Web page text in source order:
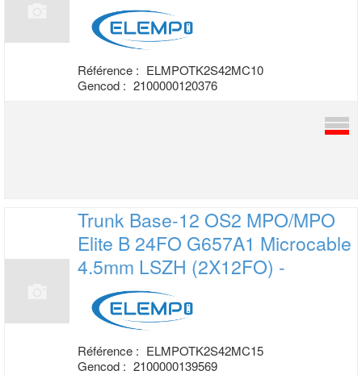
Référence : ELMPOTK2S42MC10
Gencod : 2100000120376
Trunk Base-12 OS2 MPO/MPO
Elite B 24FO G657A1 Microcable
4.5mm LSZH (2X12FO) -
Référence : ELMPOTK2S42MC15
Gencod : 2100000139569